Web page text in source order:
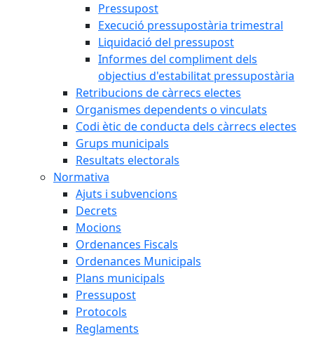
Pressupost
Execució pressupostària trimestral
Liquidació del pressupost
Informes del compliment dels
objectius d'estabilitat pressupostària
Retribucions de càrrecs electes
Organismes dependents o vinculats
Codi ètic de conducta dels càrrecs electes
Grups municipals
Resultats electorals
Normativa
Ajuts i subvencions
Decrets
Mocions
Ordenances Fiscals
Ordenances Municipals
Plans municipals
Pressupost
Protocols
Reglaments